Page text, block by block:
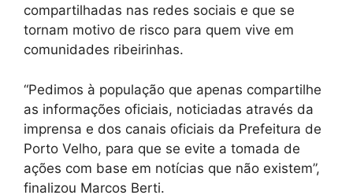
compartilhadas nas redes sociais e que se
tornam motivo de risco para quem vive em
comunidades ribeirinhas.
“Pedimos à população que apenas compartilhe
as informações oficiais, noticiadas através da
imprensa e dos canais oficiais da Prefeitura de
Porto Velho, para que se evite a tomada de
ações com base em notícias que não existem”,
finalizou Marcos Berti.